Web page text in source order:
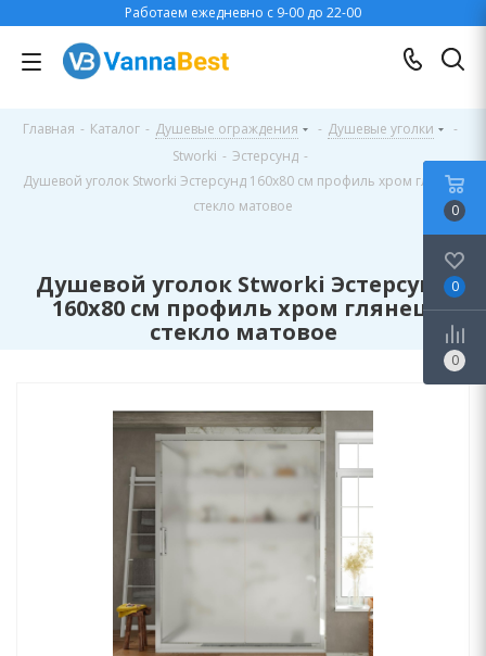
Работаем ежедневно с 9-00 до 22-00
Главная - Каталог - Душевые ограждения - Душевые уголки
-
Stworki - Эстерсунд -
Душевой уголок Stworki Эстерсунд 160x80 см профиль хром глянец,
стекло матовое
Душевой уголок Stworki Эстерсунд
160x80 см профиль хром глянец,
стекло матовое
0
0
0